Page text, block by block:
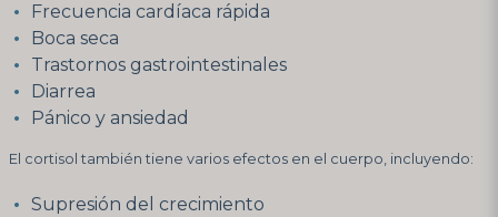
Frecuencia cardíaca rápida
Boca seca
Trastornos gastrointestinales
Diarrea
Pánico y ansiedad
El cortisol también tiene varios efectos en el cuerpo, incluyendo:
Supresión del crecimiento